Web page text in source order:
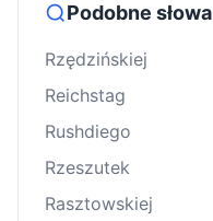
Podobne słowa
Rzędzińskiej
Reichstag
Rushdiego
Rzeszutek
Rasztowskiej